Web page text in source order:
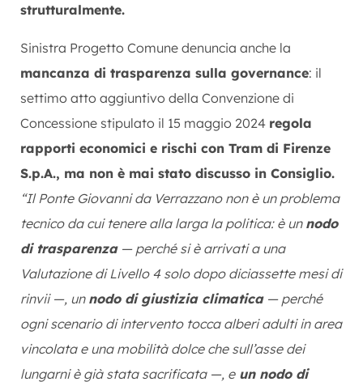
strutturalmente.
Sinistra Progetto Comune denuncia anche la
mancanza di trasparenza sulla governance: il
settimo atto aggiuntivo della Convenzione di
Concessione stipulato il 15 maggio 2024 regola
rapporti economici e rischi con Tram di Firenze
S.p.A., ma non è mai stato discusso in Consiglio.
“Il Ponte Giovanni da Verrazzano non è un problema
tecnico da cui tenere alla larga la politica: è un nodo
di trasparenza— perché si è arrivati a una
Valutazione di Livello 4 solo dopo diciassette mesi di
rinvii —, un nodo di giustizia climatica— perché
ogni scenario di intervento tocca alberi adulti in area
vincolata e una mobilità dolce che sull’asse dei
lungarni è già stata sacrificata —, eun nodo di